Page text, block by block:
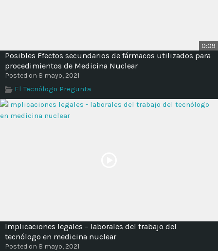
0:09
Posibles Efectos secundarios de fármacos utilizados para
procedimientos de Medicina Nuclear
Posted on 8 mayo, 2021
El Tecnólogo Pregunta
Implicaciones legales – laborales del trabajo del
tecnólogo en medicina nuclear
Posted on 8 mayo, 2021